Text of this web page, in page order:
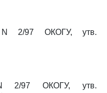
N 2/97 ОКОГУ, утв.
N 2/97 ОКОГУ, утв.